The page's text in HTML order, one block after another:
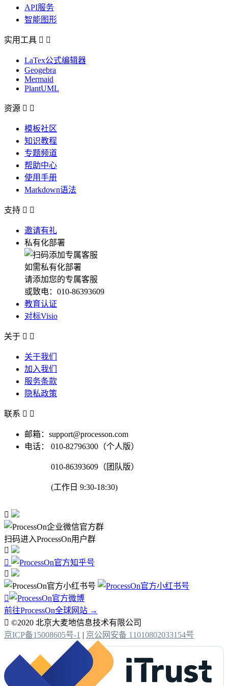
API服务
智能图形
实用工具  
LaTex公式编辑器
Geogebra
Mermaid
PlantUML
资源  
模板社区
知识教程
专题频道
帮助中心
使用手册
Markdown语法
支持  
邀请有礼
私有化部署
如需私有化部署
请添加您的专属客服
或致电：010-86393609
教育认证
对标Visio
关于  
关于我们
加入我们
服务条款
隐私政策
联系  
邮箱：support@processon.com
电话：
010-82796300（个人版）
010-86393609（团队版）
(工作日 9:30-18:30)

扫码进入ProcessOn用户群




前往ProcessOn全球网站 →
 ©2020 北京大麦地信息技术有限公司
京ICP备15008605号-1 | 京公网安备 11010802033154号